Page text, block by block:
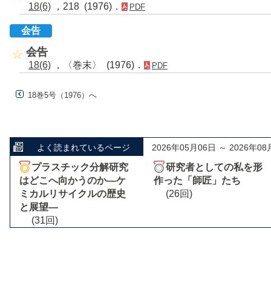
18(6) ，218 (1976)． PDF
会告
会告
18(6) ，〈巻末〉 (1976)． PDF
18巻5号（1976）へ
よく読まれているページ 2026年05月06日 ～ 2026年08
プラスチック分解研究
はどこへ向かうのか―ケ
ミカルリサイクルの歴史
と展望―
(31回)
研究者としての私を形
作った「師匠」たち
(26回)